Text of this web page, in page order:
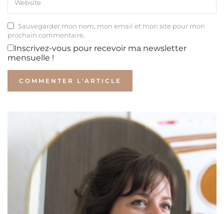
Sauvegarder mon nom, mon email et mon site pour mon
prochain commentaire.
Inscrivez-vous pour recevoir ma newsletter
mensuelle !